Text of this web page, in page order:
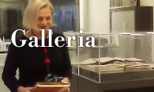
Galleria